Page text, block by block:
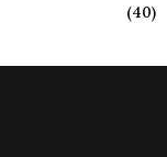
(40)